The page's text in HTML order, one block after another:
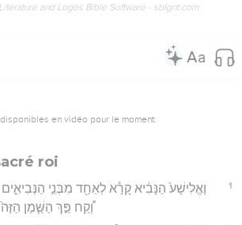
and Logos Bible Software - sblgnt.com
en vidéo pour le moment.
roi
1
וֶאֱלִישָׁע֙ הַנָּבִ֔יא קָרָ֕א לְאַחַ֖ד מִבְּנֵ֣י
וְ֠קַח פַּ֣ךְ הַשֶּׁ֤מֶן הַזֶּה֙